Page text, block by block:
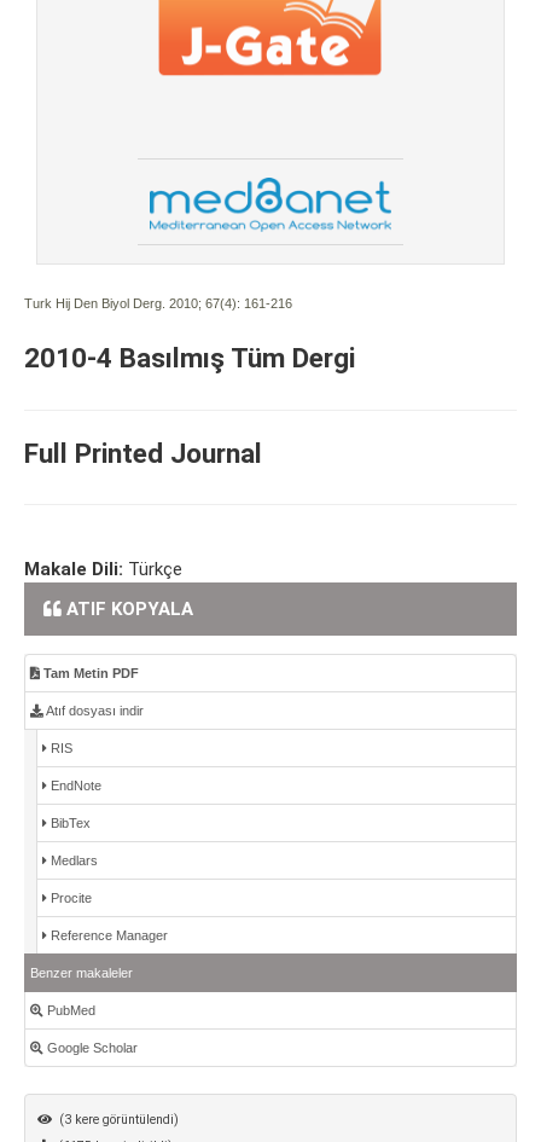
Turk Hij Den Biyol Derg. 2010; 67(4): 161-216
2010-4 Basılmış Tüm Dergi
Full Printed Journal
Makale Dili: Türkçe
ATIF KOPYALA
Tam Metin PDF
Atıf dosyası indir
RIS
EndNote
BibTex
Medlars
Procite
Reference Manager
Benzer makaleler
PubMed
Google Scholar
(3 kere görüntülendi)